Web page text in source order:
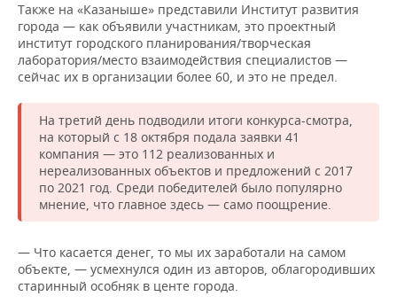
Также на «Казаныше» представили Институт развития
города — как объявили участникам, это проектный
институт городского планирования/творческая
лаборатория/место взаимодействия специалистов —
сейчас их в организации более 60, и это не предел.
На третий день подводили итоги конкурса-смотра,
на который с 18 октября подала заявки 41
компания — это 112 реализованных и
нереализованных объектов и предложений с 2017
по 2021 год. Среди победителей было популярно
мнение, что главное здесь — само поощрение.
— Что касается денег, то мы их заработали на самом
объекте, — усмехнулся один из авторов, облагородивших
старинный особняк в центе города.